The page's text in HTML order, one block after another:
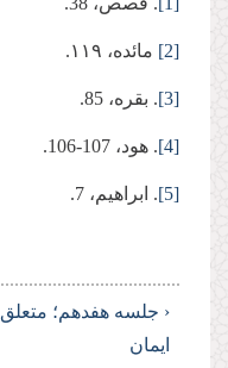
[2] مائده، ۱۱۹.
[3]. بقره، 85.
[4]. هود، 107-106.
[5]. ابراهیم، 7.
‹ جلسه هفدهم؛ متعلق
ایمان